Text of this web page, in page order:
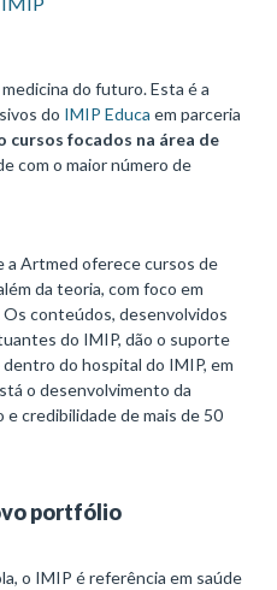
do futuro. Esta é a
do IMIP Educa em parceria
cursos focados na área de
com o maior número de
a Artmed oferece cursos de
da teoria, com foco em
conteúdos, desenvolvidos
do IMIP, dão o suporte
do hospital do IMIP, em
o desenvolvimento da
credibilidade de mais de 50
portfólio
o IMIP é referência em saúde